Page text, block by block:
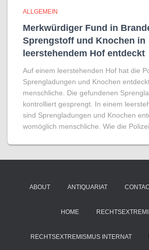
ALLGEMEIN
Merkwürdiger Fund in
Sprengstoff und Knochen in
leerstehendem Hof entdeckt
Auf einem leerstehenden Hof hat die
Sprengladungen und Knochen
menschliche. Die gefundenen
kontrolliert gesprengt. In einem
sind Sprengladungen und Knochen
womöglich menschliche. Wie die Polizei
ABOUT ANTIQUARIAT
HOME
RECHTSEXTREMISMUS INTERNAT